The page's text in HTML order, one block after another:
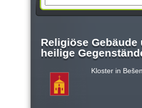
a
Religiöse Gebäude
heilige
Kloster in